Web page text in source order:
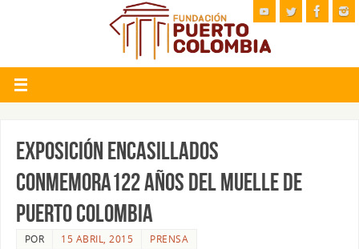
EXPOSICIÓN ENCASILLADOS
CONMEMORA122 AÑOS DEL MUELLE DE
PUERTO COLOMBIA
POR 15 ABRIL, 2015 PRENSA